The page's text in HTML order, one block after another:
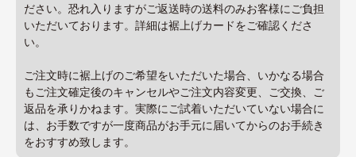
ださい。恐れ入りますがご返送時の送料のみお客様にご負担
いただいております。詳細は裾上げカードをご確認くださ
い。
ご注文時に裾上げのご希望をいただいた場合、いかなる場合
もご注文確定後のキャンセルやご注文内容変更、ご交換、ご
返品を承りかねます。実際にご試着いただいていない場合に
は、お手数ですが一度商品がお手元に届いてからのお手続き
をおすすめ致します。